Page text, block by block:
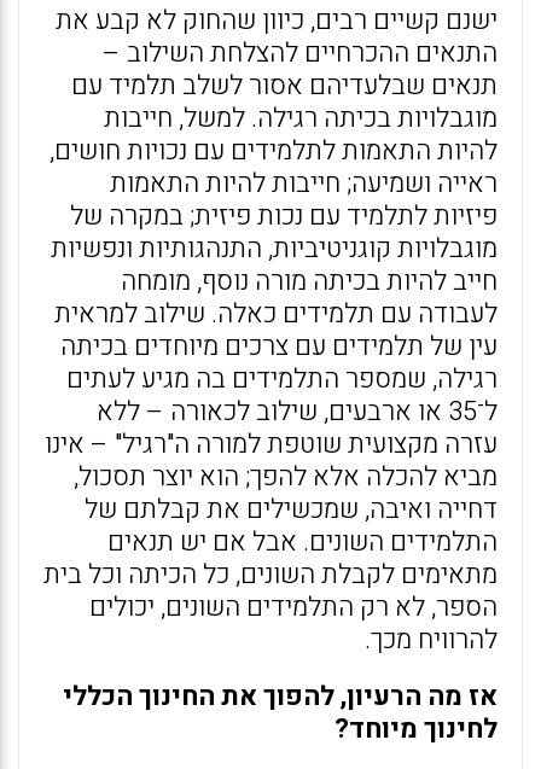
ישנם קשיים רבים, כיוון שהחוק לא קבע את
התנאים ההכרחיים להצלחת השילוב –
תנאים שבלעדיהם אסור לשלב תלמיד עם
מוגבלויות בכיתה רגילה. למשל, חייבות
להיות התאמות לתלמידים עם נכויות חושים,
ראייה ושמיעה; חייבות להיות התאמות
פיזיות לתלמיד עם נכות פיזית; במקרה של
מוגבלויות קוגניטיביות, התנהגותיות ונפשיות
חייב להיות בכיתה מורה נוסף, מומחה
לעבודה עם תלמידים כאלה. שילוב למראית
עין של תלמידים עם צרכים מיוחדים בכיתה
רגילה, שמספר התלמידים בה מגיע לעתים
ל־35 או ארבעים, שילוב לכאורה – ללא
עזרה מקצועית שוטפת למורה ה"רגיל" – אינו
מביא להכלה אלא להפך; הוא יוצר תסכול,
דחייה ואיבה, שמכשילים את קבלתם של
התלמידים השונים. אבל אם יש תנאים
מתאימים לקבלת השונים, כל הכיתה וכל בית
הספר, לא רק התלמידים השונים, יכולים
להרוויח מכך.
אז מה הרעיון, להפוך את החינוך הכללי
לחינוך מיוחד?